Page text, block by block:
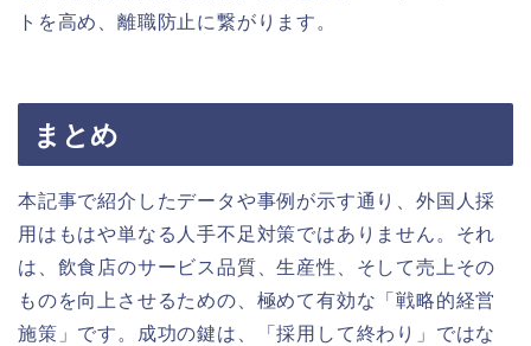
トを高め、離職防止に繋がります。
まとめ
本記事で紹介したデータや事例が示す通り、外国人採
用はもはや単なる人手不足対策ではありません。それ
は、飲食店のサービス品質、生産性、そして売上その
ものを向上させるための、極めて有効な「戦略的経営
施策」です。成功の鍵は、「採用して終わり」ではな